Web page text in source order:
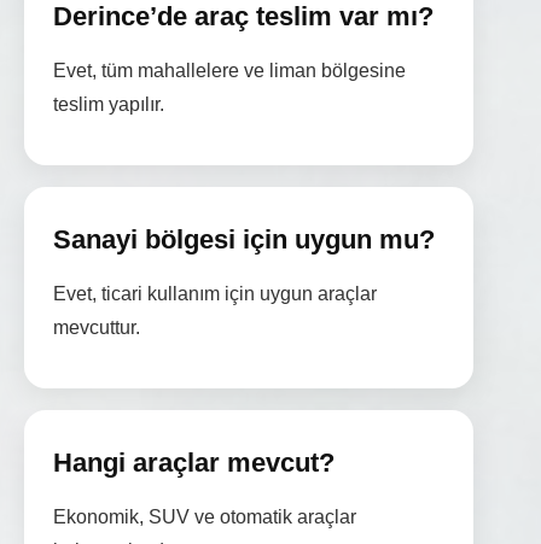
Derince’de araç teslim var mı?
Evet, tüm mahallelere ve liman bölgesine
teslim yapılır.
Sanayi bölgesi için uygun mu?
Evet, ticari kullanım için uygun araçlar
mevcuttur.
Hangi araçlar mevcut?
Ekonomik, SUV ve otomatik araçlar